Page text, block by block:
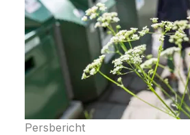
Persbericht